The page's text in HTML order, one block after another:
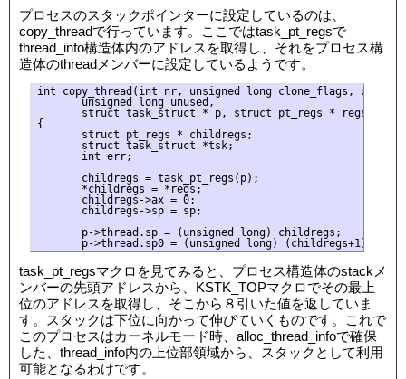
プロセスのスタックポインターに設定しているのは、
copy_threadで行っています。ここではtask_pt_regsで
thread_info構造体内のアドレスを取得し、それをプロセス構
造体のthreadメンバーに設定しているようです。
int copy_thread(int nr, unsigned long clone_flags,
       unsigned long unused,
       struct task_struct * p, struct pt_regs * regs)
{
       struct pt_regs * childregs;
       struct task_struct *tsk;
       int err;
       childregs = task_pt_regs(p);
       *childregs = *regs;
       childregs->ax = 0;
       childregs->sp = sp;
       p->thread.sp = (unsigned long) childregs;
task_pt_regsマクロを見てみると、プロセス構造体のstackメ
ンバーの先頭アドレスから、KSTK_TOPマクロでその最上
位のアドレスを取得し、そこから８引いた値を返していま
す。スタックは下位に向かって伸びていくものです。これで
このプロセスはカーネルモード時、alloc_thread_infoで確保
した、thread_info内の上位部領域から、スタックとして利用
可能となるわけです。